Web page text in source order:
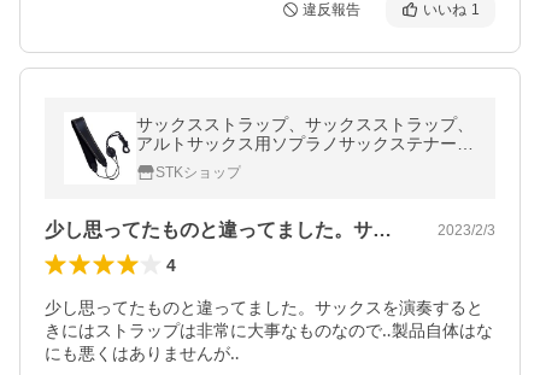
違反報告 いいね 1
サックスストラップ、サックスストラップ、
アルトサックス用ソプラノサックステナーサ
ックス
STKショップ
少し思ってたものと違ってました。サック… 2023/2/3
4
少し思ってたものと違ってました。サックスを演奏すると
きにはストラップは非常に大事なものなので‥製品自体はな
にも悪くはありませんが‥